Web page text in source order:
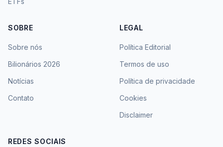
SOBRE
Sobre nós
Bilionários 2026
Notícias
Contato
LEGAL
Política Editorial
Termos de uso
Política de privacidade
Cookies
Disclaimer
REDES SOCIAIS